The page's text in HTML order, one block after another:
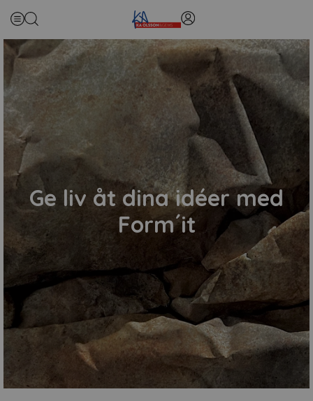
Ge liv åt dina idéer med
Form´it